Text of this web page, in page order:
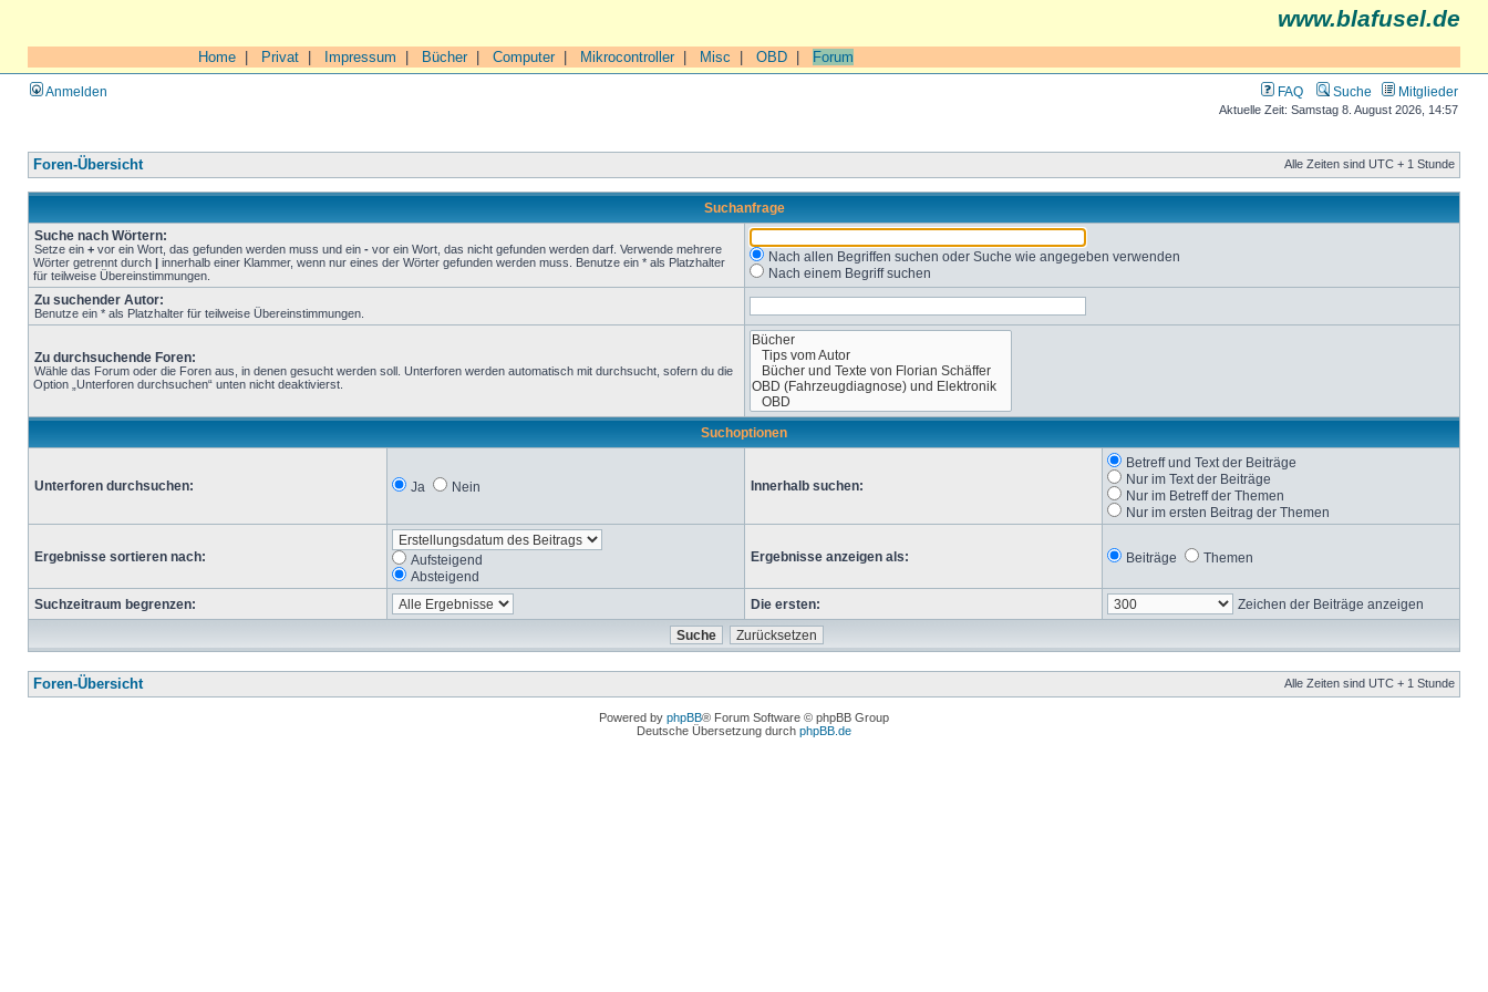
www.blafusel.de
Home Privat Impressum Bücher| Computer| Mikrocontroller| Misc OBD Forum
Anmelden FAQ Suche Mitglieder
Aktuelle Zeit: Samstag 8. August 2026, 14:57
Foren-Übersicht Alle Zeiten sind UTC + 1 Stunde
Suchanfrage
Suche nach Wörtern:
Setze ein + vor ein Wort, das gefunden werden muss und ein - vor ein Wort, das nicht gefunden werden darf. Verwende mehrere
Wörter getrennt durch | innerhalb einer Klammer, wenn nur eines der Wörter gefunden werden muss. Benutze ein * als Platzhalter
für teilweise Übereinstimmungen.
Nach allen Begriffen suchen oder Suche wie angegeben verwenden
Nach einem Begriff suchen
Zu suchender Autor:
Benutze ein * als Platzhalter für teilweise Übereinstimmungen.
Zu durchsuchende Foren:
Wähle das Forum oder die Foren aus, in denen gesucht werden soll. Unterforen werden automatisch mit durchsucht, sofern du die
Option „Unterforen durchsuchen“ unten nicht deaktivierst.
Suchoptionen
Unterforen durchsuchen: Ja Nein Innerhalb suchen:
Betreff und Text der Beiträge
Nur im Text der Beiträge
Nur im Betreff der Themen
Nur im ersten Beitrag der Themen
Ergebnisse sortieren nach:
Aufsteigend
Absteigend
Ergebnisse anzeigen als: Beiträge Themen
Suchzeitraum begrenzen: Die ersten: Zeichen der Beiträge anzeigen
Foren-Übersicht Alle Zeiten sind UTC + 1 Stunde
Powered by phpBB® Forum Software © phpBB Group
Deutsche Übersetzung durch phpBB.de